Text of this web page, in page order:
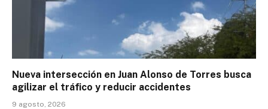
Nueva intersección en Juan Alonso de Torres busca
agilizar el tráfico y reducir accidentes
9 agosto, 2026